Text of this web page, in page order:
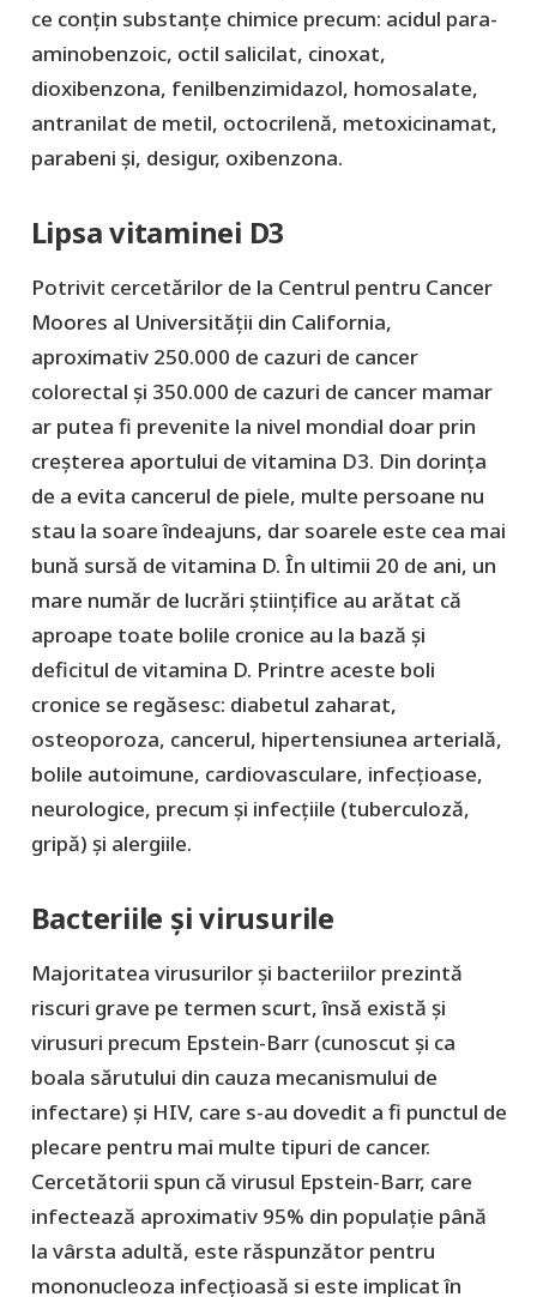
ce conțin substanțe chimice precum: acidul para-
aminobenzoic, octil salicilat, cinoxat,
dioxibenzona, fenilbenzimidazol, homosalate,
antranilat de metil, octocrilenă, metoxicinamat,
parabeni și, desigur, oxibenzona.
Lipsa vitaminei D3
Potrivit cercetărilor de la Centrul pentru Cancer
Moores al Universității din California,
aproximativ 250.000 de cazuri de cancer
colorectal și 350.000 de cazuri de cancer mamar
ar putea fi prevenite la nivel mondial doar prin
creșterea aportului de vitamina D3. Din dorința
de a evita cancerul de piele, multe persoane nu
stau la soare îndeajuns, dar soarele este cea mai
bună sursă de vitamina D. În ultimii 20 de ani, un
mare număr de lucrări ştiințifice au arătat că
aproape toate bolile cronice au la bază şi
deficitul de vitamina D. Printre aceste boli
cronice se regăsesc: diabetul zaharat,
osteoporoza, cancerul, hipertensiunea arterială,
bolile autoimune, cardiovasculare, infecțioase,
neurologice, precum şi infecțiile (tuberculoză,
gripă) şi alergiile.
Bacteriile și virusurile
Majoritatea virusurilor și bacteriilor prezintă
riscuri grave pe termen scurt, însă există și
virusuri precum Epstein-Barr (cunoscut și ca
boala sărutului din cauza mecanismului de
infectare) și HIV, care s-au dovedit a fi punctul de
plecare pentru mai multe tipuri de cancer.
Cercetătorii spun că virusul Epstein-Barr, care
infectează aproximativ 95% din populație până
la vârsta adultă, este răspunzător pentru
mononucleoza infecțioasă si este implicat în